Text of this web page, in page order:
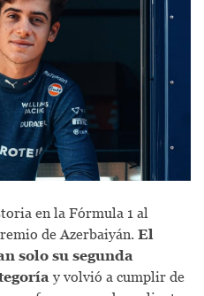
en la Fórmula 1 al
de Azerbaiyán. El
solo su segunda
y volvió a cumplir de